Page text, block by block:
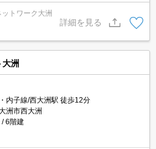
取りの広さ100.25㎡の４ＬＤＫ！！
トワーク大洲
詳細を見る
洲
内子線/西大洲駅 徒歩12分
洲市西大洲
6階建